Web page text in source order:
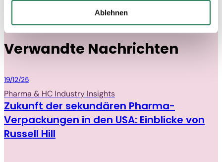
auch in den USA verarbeitet. Wenn Sie jedoch nicht
zusammen mit "Auswahl bestätigen“ auswählen, findet
die oben beschriebene Übermittlung nicht statt.
Ablehnen
PACKAGING
Verwandte Nachrichten
Packaging
19/12/25
Pharma & HC Industry Insights
Zukunft der sekundären Pharma-
Verpackungen in den USA: Einblicke von
Russell Hill